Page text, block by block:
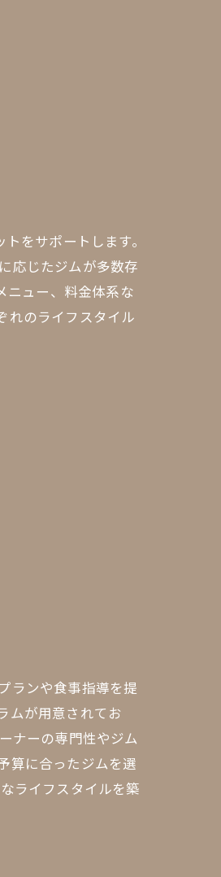
をサポートします。
応じたジムが多数存
ニュー、料金体系な
れのライフスタイル
ランや食事指導を提
ムが用意されてお
ナーの専門性やジム
算に合ったジムを選
ライフスタイルを築